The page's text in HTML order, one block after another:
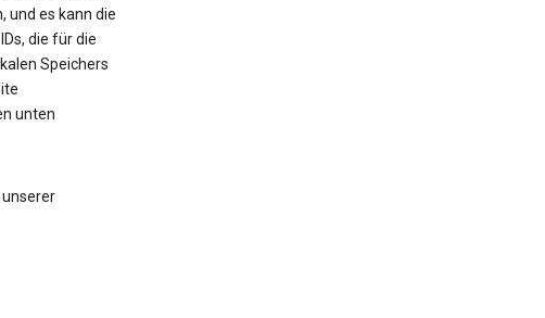
und es kann die
die für die
Speichers
unten